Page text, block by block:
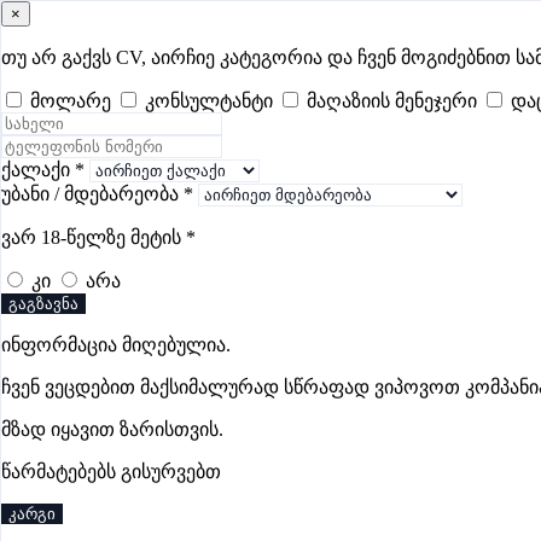
samushao
შესვლა
ყველა - 617 Remote Worldwide - 293 დღევანდელი - 1
დიასახლისის ვაკანსიები ჭიათურაში
ვაკანსიები არ მოიძებნა „დიასახლისის ვაკანსიები
Gba Connect
პრემიუმი
×
თუ არ გაქვს CV, აირჩიე კატეგორია და ჩვენ მოგიძებნით
მოლარე კონსულტანტი მაღაზიის მენეჯერი
ქალაქი *
უბანი / მდებარეობა *
ვარ 18-წელზე მეტის *
კი არა
გაგზავნა
ინფორმაცია მიღებულია.
ჩვენ ვეცდებით მაქსიმალურად სწრაფად ვიპოვოთ
მზად იყავით ზარისთვის.
წარმატებებს გისურვებთ
კარგი